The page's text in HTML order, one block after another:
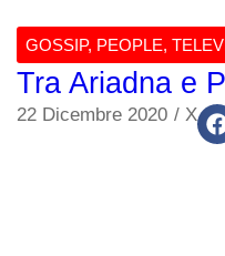
GOSSIP, PEOPLE,
Tra Ariadna e
22 Dicembre 2020 / X